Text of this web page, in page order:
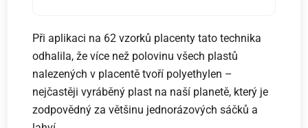
Při aplikaci na 62 vzorků placenty tato technika
odhalila, že více než polovinu všech plastů
nalezených v placentě tvoří polyethylen –
nejčastěji vyráběný plast na naší planetě, který je
zodpovědný za většinu jednorázových sáčků a